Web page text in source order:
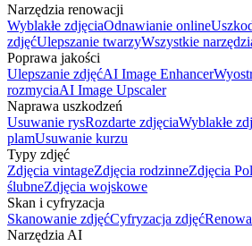
Narzędzia renowacji
Wyblakłe zdjęciaOdnawianie online
zdjęćUlepszanie twarzyWszystkie
Poprawa jakości
Ulepszanie zdjęćAI Image Enhancer
rozmyciaAI Image Upscaler
Naprawa uszkodzeń
Usuwanie rysRozdarte zdjęciaWyblakłe
plamUsuwanie kurzu
Typy zdjęć
Zdjęcia vintageZdjęcia rodzinneZdjęcia
ślubneZdjęcia wojskowe
Skan i cyfryzacja
Skanowanie zdjęćCyfryzacja zdjęć
Narzędzia AI